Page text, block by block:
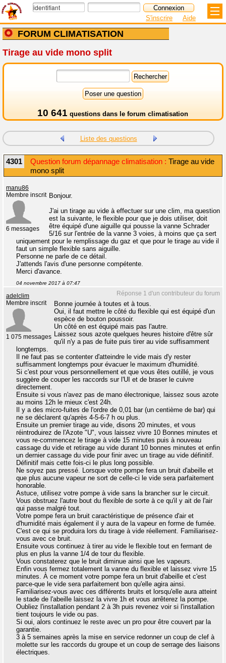
FORUM CLIMATISATION
S'inscrire Aide
Tirage au vide mono split
10 641 questions dans le forum climatisation
Liste des questions
4301 Question forum dépannage climatisation : Tirage au vide
mono split
manu86
Membre inscrit
6 messages
Bonjour.
J'ai un tirage au vide à effectuer sur une clim, ma question
est la suivante, le flexible pour que je dois utiliser, doit
être équipé d'une aiguille qui pousse la vanne Schrader
5/16 sur l'entrée de la vanne 3 voies, à moins que ça sert
uniquement pour le remplissage du gaz et que pour le tirage au vide il
faut un simple flexible sans aiguille.
Personne ne parle de ce détail.
J'attends l'avis d'une personne compétente.
Merci d'avance.
04 novembre 2017 à 07:47
Réponse 1 d'un contributeur du forum
adelclim
Membre inscrit
1 075 messages
Bonne journée à toutes et à tous.
Oui, il faut mettre le côté du flexible qui est équipé d'un
espèce de bouton poussoir.
Un côté en est équipé mais pas l'autre.
Laissez sous azote quelques heures histoire d'être sûr
qu'il n'y a pas de fuite puis tirer au vide suffisamment
longtemps.
Il ne faut pas se contenter d'atteindre le vide mais d'y rester
suffisamment longtemps pour évacuer le maximum d'humidité.
Si c'est pour vous personnellement et que vous êtes outillé, je vous
suggère de couper les raccords sur l'UI et de braser le cuivre
directement.
Ensuite si vous n'avez pas de mano électronique, laissez sous azote
au moins 12h le mieux c'est 24h.
Il y a des micro-fuites de l'ordre de 0,01 bar (un centième de bar) qui
ne se déclarent qu'après 4-5-6-7 h ou plus.
Ensuite un premier tirage au vide, disons 20 minutes, et vous
réintroduirez de l'Azote "U", vous laissez vivre 10 Bonnes minutes et
vous re-commencez le tirage à vide 15 minutes puis à nouveau
cassage du vide et retirage au vide durant 10 bonnes minutes et enfin
un dernier cassage du vide pour finir avec un tirage au vide définitif.
Définitif mais cette fois-ci le plus long possible.
Ne soyez pas pressé. Lorsque votre pompe fera un bruit d'abeille et
que plus aucune vapeur ne sort de celle-ci le vide sera parfaitement
honorable.
Astuce, utilisez votre pompe à vide sans la brancher sur le circuit.
Vous obstruez l'autre bout du flexible de sorte à ce qu'il y ait de l'air
qui passe malgré tout.
Votre pompe fera un bruit caractéristique de présence d'air et
d'humidité mais également il y aura de la vapeur en forme de fumée.
C'est ce qui se produira lors du tirage à vide réellement. Familiarisez-
vous avec ce bruit.
Ensuite vous continuez à tirer au vide le flexible tout en fermant de
plus en plus la vanne 1/4 de tour du flexible.
Vous constaterez que le bruit diminue ainsi que les vapeurs.
Enfin vous fermez totalement la vanne du flexible et laissez vivre 15
minutes. À ce moment votre pompe fera un bruit d'abeille et c'est
parce-que le vide sera parfaitement bon qu'elle agira ainsi.
Familiarisez-vous avec ces différents bruits et lorsqu'elle aura atteint
le stade de l'abeille laissez la vivre 1h et vous arrêterez la pompe.
Oubliez l'installation pendant 2 à 3h puis revenez voir si l'installation
tient toujours le vide ou pas.
Si oui, alors continuez le reste avec un pro pour être couvert par la
garantie.
3 à 5 semaines après la mise en service redonner un coup de clef à
molette sur les raccords du groupe et un coup de serrage des liaisons
électriques.